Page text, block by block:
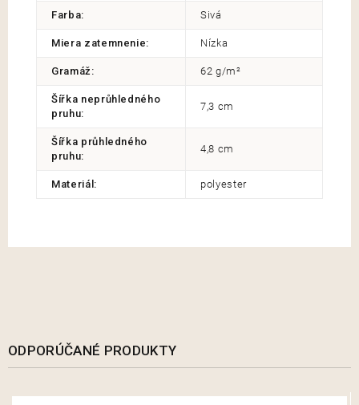
Farba: Sivá
Miera zatemnenie: Nízka
Gramáž : 62 g/m²
Šířka neprůhledného
pruhu:
7,3 cm
Šířka průhledného
pruhu:
4,8 cm
Materiál : polyester